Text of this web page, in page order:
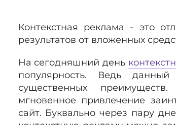
Контекстная реклама - это
результатов от вложенных
На сегодняшний день
популярность. Ведь
существенных
мгновенное привлечение
сайт. Буквально через пару